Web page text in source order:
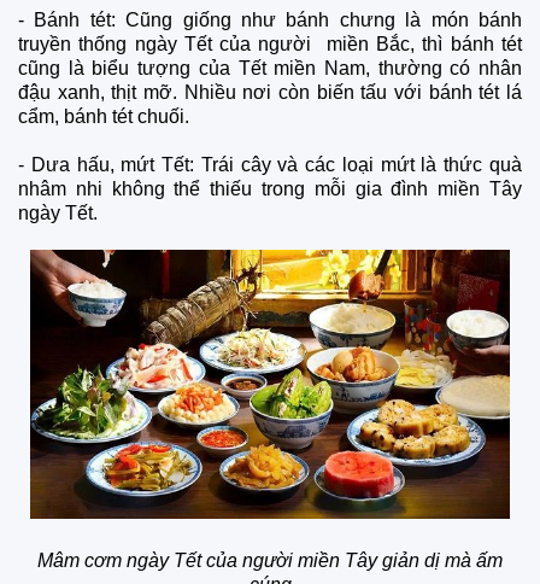
- Bánh tét: Cũng giống như bánh chưng là món bánh
truyền thống ngày Tết của người miền Bắc, thì bánh tét
cũng là biểu tượng của Tết miền Nam, thường có nhân
đậu xanh, thịt mỡ. Nhiều nơi còn biến tấu với bánh tét lá
cẩm, bánh tét chuối.
- Dưa hấu, mứt Tết: Trái cây và các loại mứt là thức quà
nhâm nhi không thể thiếu trong mỗi gia đình miền Tây
ngày Tết.
Mâm cơm ngày Tết của người miền Tây giản dị mà ấm